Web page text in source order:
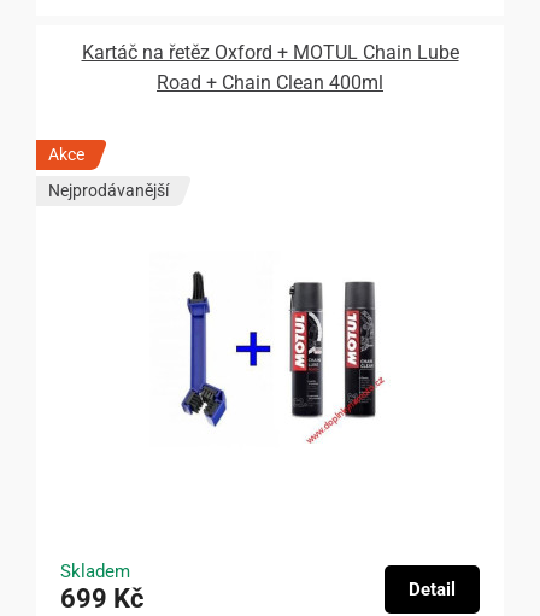
Kartáč na řetěz Oxford + MOTUL Chain Lube
Road + Chain Clean 400ml
Akce
Nejprodávanější
Skladem
699 Kč Detail